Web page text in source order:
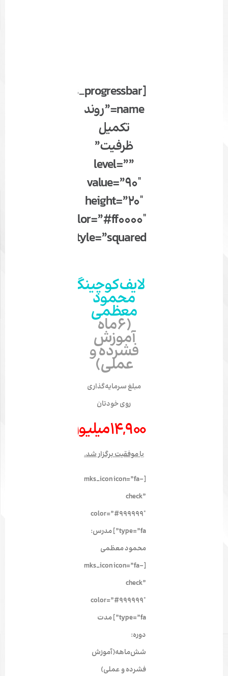
[mks_progressbar
name=”روند
تکمیل
ظرفیت”
level=””
value=”90″
height=”20″
color=”#ff0000″
style=”squared”]
لایف‌کوچینگ
محمود
معظمی
(۶ماه
آموزش
فشرده و
عملی)
مبلغ سرمایه‌گذاری
روی خودتان
۱۴,۹۰۰میلیون‌تومان
با موفقیت برگزار شد.
[mks_icon icon=”fa-
check”
color=”#999999″
type=”fa”] مدرس:
محمود معظمی
[mks_icon icon=”fa-
check”
color=”#999999″
type=”fa”] مدت
دوره:
شش‌ماهه(آموزش
فشرده و عملی)